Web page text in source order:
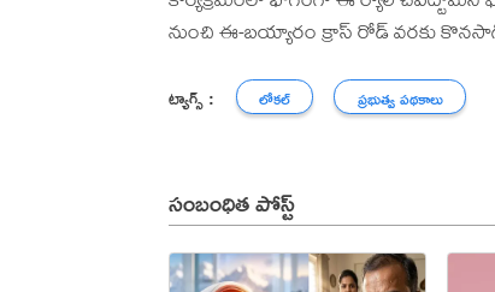
నుంచి ఈ-బయ్యారం క్రాస్ రోడ్ వరకు
ట్యాగ్స్ : లోకల్ ప్రభుత్వ పథకాలు
సంబంధిత పోస్ట్